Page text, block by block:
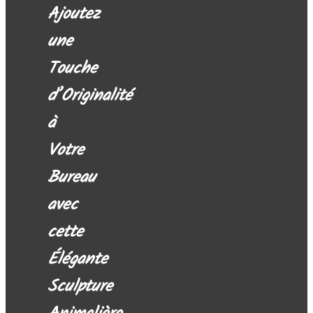
Ajoutez
une
Touche
d’Originalité
à
Votre
Bureau
avec
cette
Élégante
Sculpture